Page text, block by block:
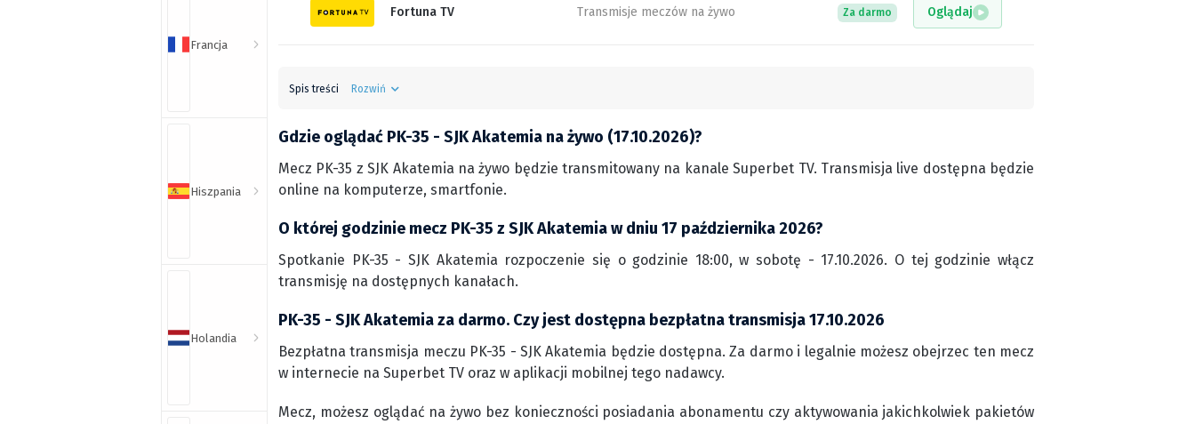
Francja
Hiszpania
Holandia
Fortuna TV Transmisje meczów na żywo Za darmo Oglądaj
Spis treści Rozwiń
Gdzie oglądać PK-35 - SJK Akatemia na żywo (17.10.2026)?
Mecz PK-35 z SJK Akatemia na żywo będzie transmitowany na kanale Superbet TV. Transmisja live dostępna będzie
online na komputerze, smartfonie.
O której godzinie mecz PK-35 z SJK Akatemia w dniu 17 października 2026?
Spotkanie PK-35 - SJK Akatemia rozpoczenie się o godzinie 18:00, w sobotę - 17.10.2026. O tej godzinie włącz
transmisję na dostępnych kanałach.
PK-35 - SJK Akatemia za darmo. Czy jest dostępna bezpłatna transmisja 17.10.2026
Bezpłatna transmisja meczu PK-35 - SJK Akatemia będzie dostępna. Za darmo i legalnie możesz obejrzec ten mecz
w internecie na Superbet TV oraz w aplikacji mobilnej tego nadawcy.
Mecz, możesz oglądać na żywo bez konieczności posiadania abonamentu czy aktywowania jakichkolwiek pakietów